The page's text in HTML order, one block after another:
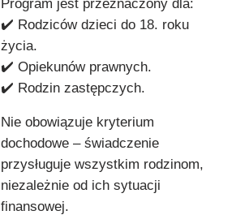
Program jest przeznaczony dla:
✔️ Rodziców dzieci do 18. roku
życia.
✔️ Opiekunów prawnych.
✔️ Rodzin zastępczych.
Nie obowiązuje kryterium
dochodowe – świadczenie
przysługuje wszystkim rodzinom,
niezależnie od ich sytuacji
finansowej.